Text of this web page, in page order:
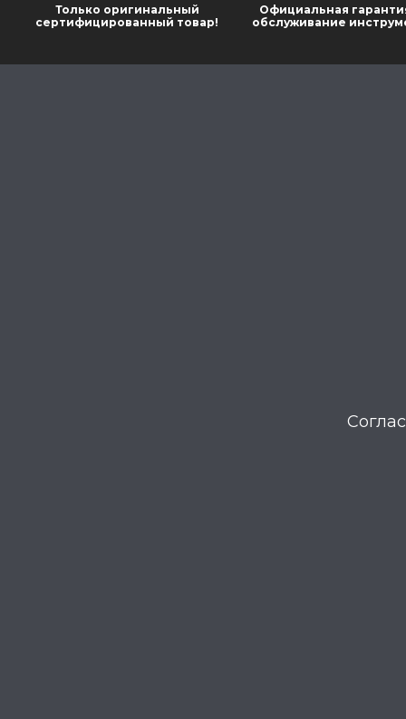
Только оригинальный
сертифицированный товар!
Официальная
обслуживание